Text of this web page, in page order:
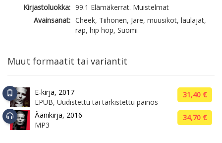
Kirjastoluokka: 99.1 Elämäkerrat. Muistelmat
Avainsanat: Cheek, Tiihonen, Jare, muusikot, laulajat,
rap, hip hop, Suomi
Muut formaatit tai variantit
E-kirja, 2017
EPUB, Uudistettu tai tarkistettu painos
31,40 €
Äänikirja, 2016
MP3
34,70 €